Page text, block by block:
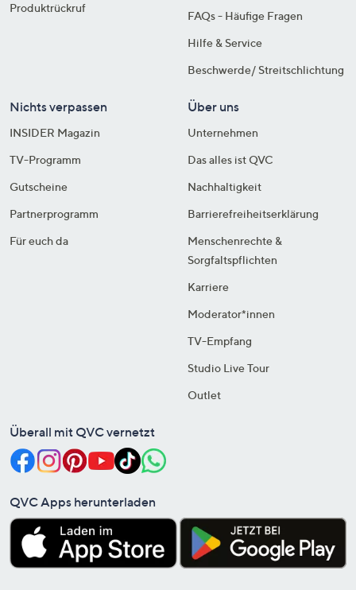
Produktrückruf
FAQs - Häufige Fragen
Hilfe & Service
Beschwerde/ Streitschlichtung
Nichts verpassen
INSIDER Magazin
TV-Programm
Gutscheine
Partnerprogramm
Für euch da
Über uns
Unternehmen
Das alles ist QVC
Nachhaltigkeit
Barrierefreiheitserklärung
Menschenrechte &
Sorgfaltspflichten
Karriere
Moderator*innen
TV-Empfang
Studio Live Tour
Outlet
Überall mit QVC vernetzt
QVC Apps herunterladen